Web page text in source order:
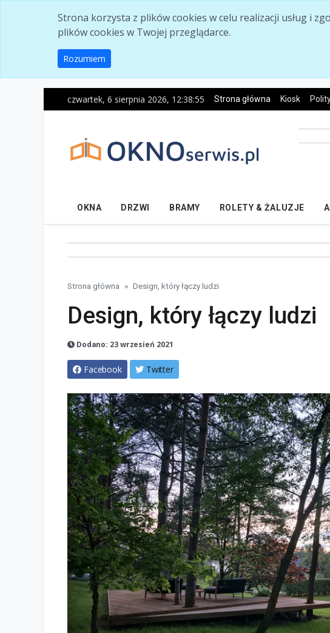
Strona korzysta z plików cookies w celu realizacji usług i
plików cookies w Twojej przeglądarce.
Rozumiem
czwartek, 6 sierpnia 2026, 12:38:57 Strona główna Kiosk
OKNA DRZWI BRAMY ROLETY & ŻALUZJE
Strona główna Design, który łączy ludzi
Design, który łączy ludzi
Dodano: 23 wrzesień 2021
Facebook Twitter